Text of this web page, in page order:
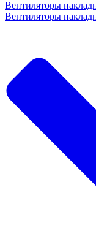
Вентиляторы
Вентиляторы